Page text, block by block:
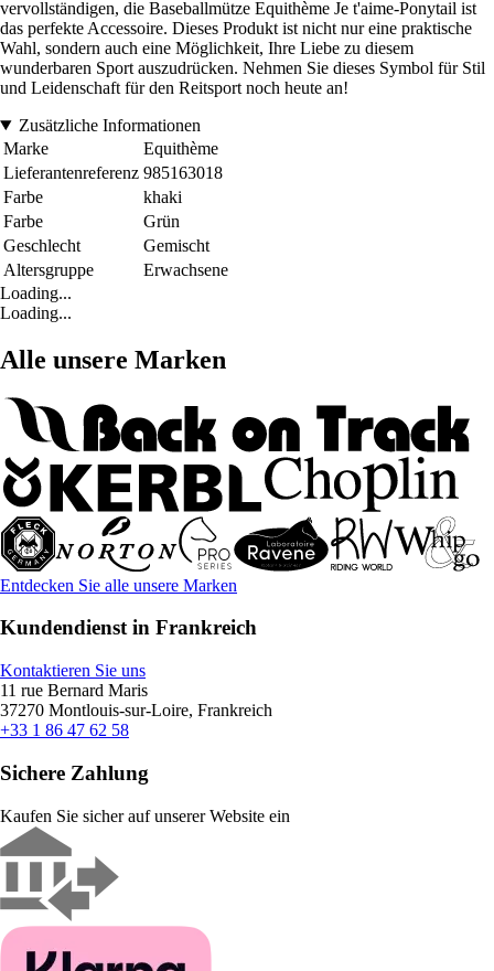
vervollständigen, die Baseballmütze Equithème Je t'aime-Ponytail ist
das perfekte Accessoire. Dieses Produkt ist nicht nur eine praktische
Wahl, sondern auch eine Möglichkeit, Ihre Liebe zu diesem
wunderbaren Sport auszudrücken. Nehmen Sie dieses Symbol für Stil
und Leidenschaft für den Reitsport noch heute an!
Zusätzliche Informationen
Marke
Equithème
Lieferantenreferenz 985163018
Farbe
khaki
Farbe
Grün
Geschlecht
Gemischt
Altersgruppe
Erwachsene
Loading...
Loading...
Alle unsere Marken
Entdecken Sie alle unsere Marken
Kundendienst in Frankreich
Kontaktieren Sie uns
11 rue Bernard Maris
37270 Montlouis-sur-Loire, Frankreich
+33 1 86 47 62 58
Sichere Zahlung
Kaufen Sie sicher auf unserer Website ein